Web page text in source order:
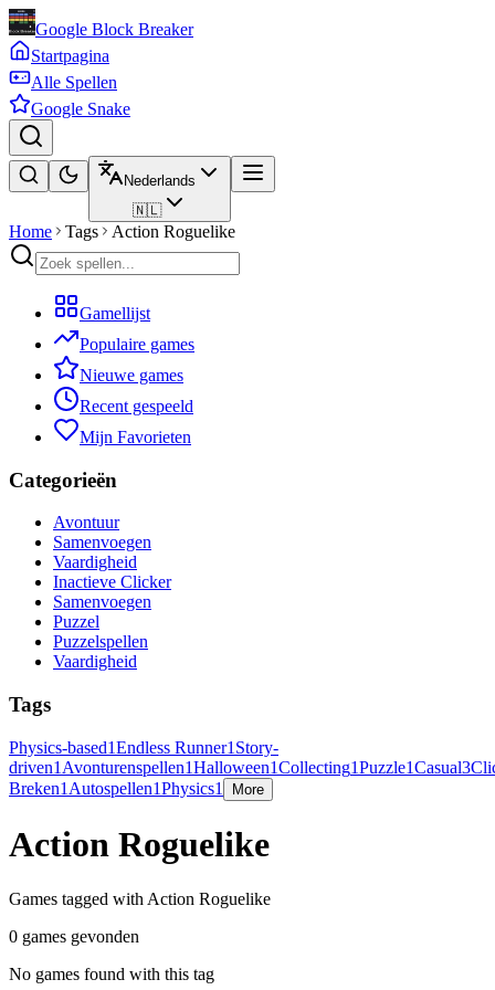
Google Block Breaker
Startpagina
Alle Spellen
Google Snake
Nederlands
🇳🇱
Home Tags Action Roguelike
Gamellijst
Populaire games
Nieuwe games
Recent gespeeld
Mijn Favorieten
Categorieën
Avontuur
Samenvoegen
Vaardigheid
Inactieve Clicker
Samenvoegen
Puzzel
Puzzelspellen
Vaardigheid
Tags
Physics-based1Endless Runner1 Story-
driven1 Avonturenspellen1Halloween1Collecting1Puzzle1Casual3
Breken1 Autospellen1Physics1 More
Action Roguelike
Games tagged with Action Roguelike
0 games gevonden
No games found with this tag